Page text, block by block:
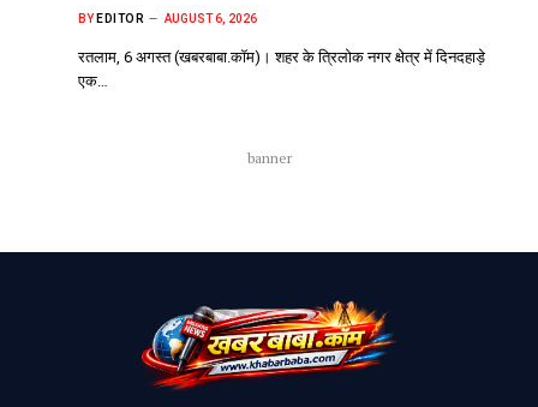
BY EDITOR AUGUST 6, 2026
रतलाम, 6 अगस्त (खबरबाबा.कॉम)। शहर के त्रिलोक नगर क्षेत्र में दिनदहाड़े
एक…
banner